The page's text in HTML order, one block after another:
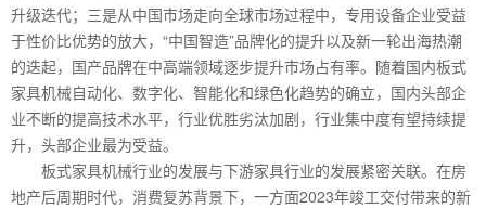
升级迭代；三是从中国市场走向全球市场过程中，专用设备企业受益
于性价比优势的放大，“中国智造”品牌化的提升以及新一轮出海热潮
的迭起，国产品牌在中高端领域逐步提升市场占有率。随着国内板式
家具机械自动化、数字化、智能化和绿色化趋势的确立，国内头部企
业不断的提高技术水平，行业优胜劣汰加剧，行业集中度有望持续提
升，头部企业最为受益。
板式家具机械行业的发展与下游家具行业的发展紧密关联。在房
地产后周期时代，消费复苏背景下，一方面2023年竣工交付带来的新